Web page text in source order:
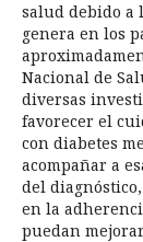
salud debido a
genera en los
Nacional de
diversas
favorecer el
con diabetes
acompañar a
del
en la
puedan